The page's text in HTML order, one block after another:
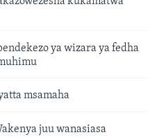
ya wizara ya fedha
msamaha
juu wanasiasa